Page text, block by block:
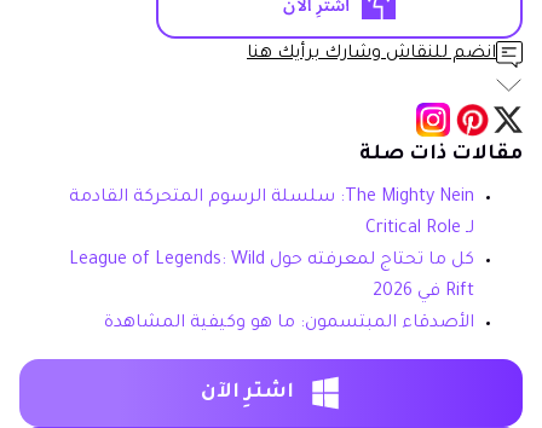
انضم للنقاش وشارك برأيك هنا
مقالات ذات صلة
The Mighty Nein: سلسلة الرسوم المتحركة القادمة
لـ Critical Role
كل ما تحتاج لمعرفته حول League of Legends: Wild
Rift في 2026
الأصدقاء المبتسمون: ما هو وكيفية المشاهدة
اشترِ الآن